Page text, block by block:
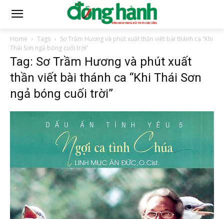
Home Tags
Sơ Trầm Hương và phút xuất thần viết bài thánh ca “Khi
Thái Sơn ngả bóng cuối trời”
Tag: Sơ Trầm Hương và phút xuất
thần viết bài thánh ca “Khi Thái Sơn
ngả bóng cuối trời”